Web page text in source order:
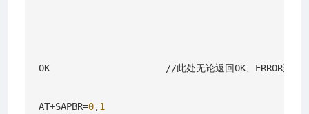
OK                     //此处无论返回OK、ERROR还是CME
AT+SAPBR=0,1